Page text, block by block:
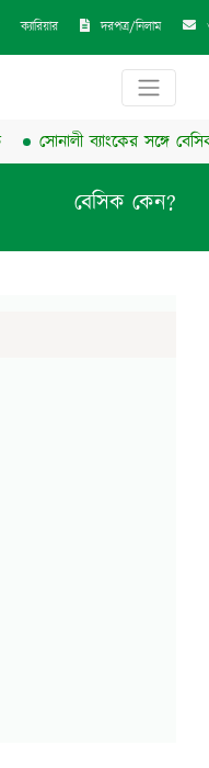
ক্যারিয়ার দরপত্র/নিলাম
সোনালী ব্যাংকের সঙ্গে বেসিক
বেসিক কেন?